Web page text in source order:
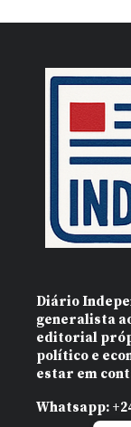
Diário
generalista
editorial
político e
estar em
Whatsapp: